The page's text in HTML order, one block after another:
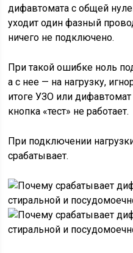
дифавтомата с общей
уходит один фазный
ничего не подключено.
При такой ошибке ноль
а с нее — на нагрузку,
итоге УЗО или
кнопка «тест» не работает.
При подключении
срабатывает.